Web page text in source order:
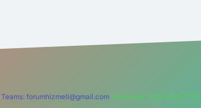
Teams: forumhizmeti@gmail.com Whatsapp: 0262 606 0 726